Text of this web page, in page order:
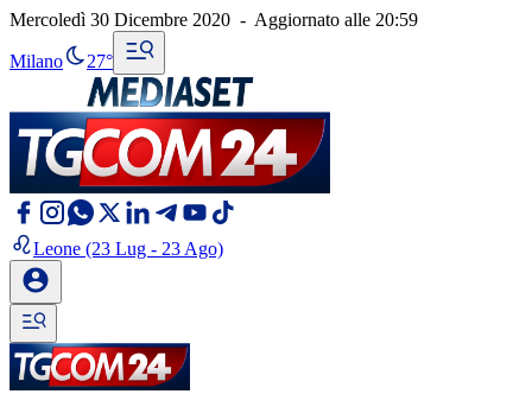
Mercoledì 30 Dicembre 2020 - Aggiornato alle 20:59
Milano 27°
Leone (23 Lug - 23 Ago)